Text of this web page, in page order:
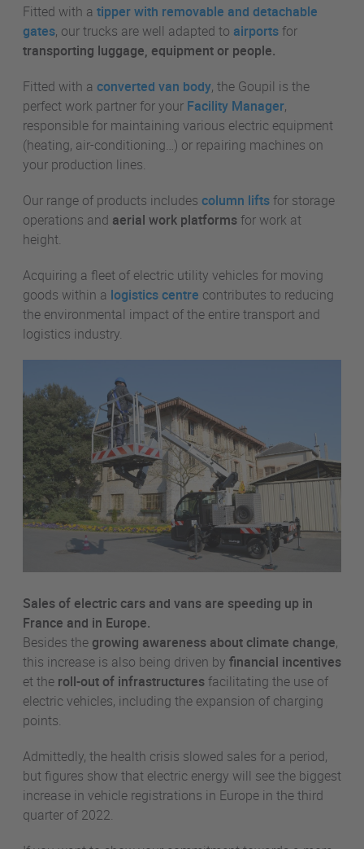
Fitted with a tipper with removable and detachable
gates, our trucks are well adapted to airportsfor
transporting luggage, equipment or people.
Fitted with a converted van body, the Goupil is the
perfect work partner for your Facility Manager,
responsible for maintaining various electric equipment
(heating, air-conditioning…) or repairing machines on
your production lines.
Our range of products includes column liftsfor storage
operations and aerial work platformsfor work at
height.
Acquiring a fleet of electric utility vehicles for moving
goods within a logistics centre contributes to reducing
the environmental impact of the entire transport and
logistics industry.
Sales of electric cars and vans are speeding up in
France and in Europe.
Besides the growing awareness about climate change,
this increase is also being driven by financial incentives
et the roll-out of infrastructuresfacilitating the use of
electric vehicles, including the expansion of charging
points.
Admittedly, the health crisis slowed sales for a period,
but figures show that electric energy will see the biggest
increase in vehicle registrations in Europe in the third
quarter of 2022.